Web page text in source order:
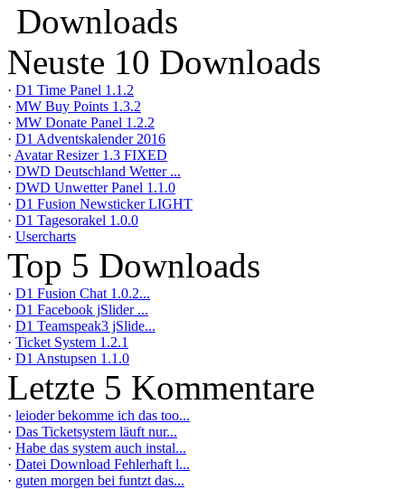
Downloads
Neuste 10 Downloads
· D1 Time Panel 1.1.2
· MW Buy Points 1.3.2
· MW Donate Panel 1.2.2
· D1 Adventskalender 2016
· Avatar Resizer 1.3 FIXED
· DWD Deutschland Wetter ...
· DWD Unwetter Panel 1.1.0
· D1 Fusion Newsticker LIGHT
· D1 Tagesorakel 1.0.0
· Usercharts
Top 5 Downloads
· D1 Fusion Chat 1.0.2...
· D1 Facebook jSlider ...
· D1 Teamspeak3 jSlide...
· Ticket System 1.2.1
· D1 Anstupsen 1.1.0
Letzte 5 Kommentare
· leioder bekomme ich das too...
· Das Ticketsystem läuft nur...
· Habe das system auch instal...
· Datei Download Fehlerhaft l...
· guten morgen bei funtzt das...